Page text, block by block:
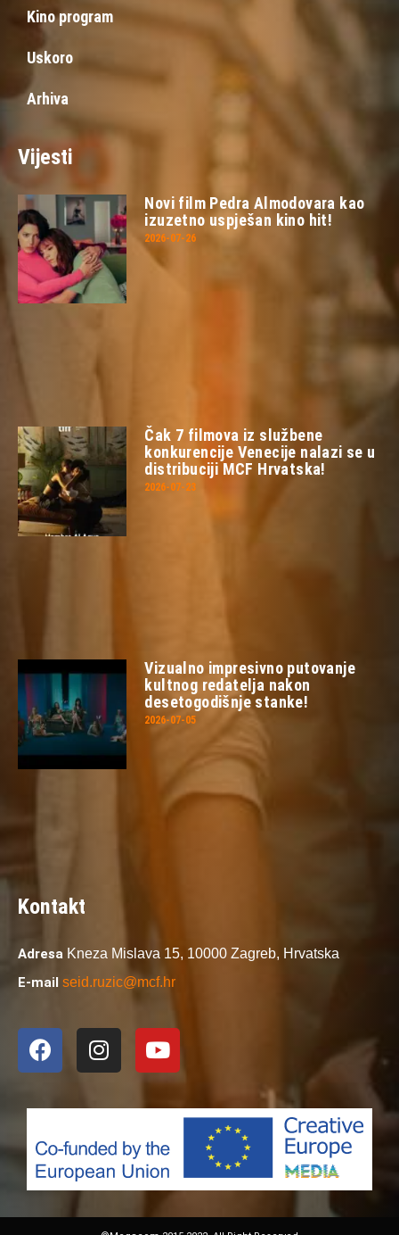
Kino program
Uskoro
Arhiva
Vijesti
Novi film Pedra Almodovara kao
izuzetno uspješan kino hit!
2026-07-26
Čak 7 filmova iz službene
konkurencije Venecije nalazi se u
distribuciji MCF Hrvatska!
2026-07-23
Vizualno impresivno putovanje
kultnog redatelja nakon
desetogodišnje stanke!
2026-07-05
Kontakt
Adresa Kneza Mislava 15, 10000 Zagreb, Hrvatska
E-mail seid.ruzic@mcf.hr